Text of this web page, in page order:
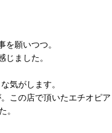
を願いつつ。
じました。
気がします。
この店で頂いたエチオピア
。